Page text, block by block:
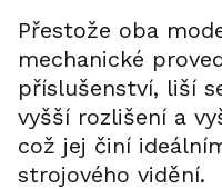
Přestože oba
mechanické
příslušenství, liší
vyšší rozlišení a
což jej činí
strojového vidění.